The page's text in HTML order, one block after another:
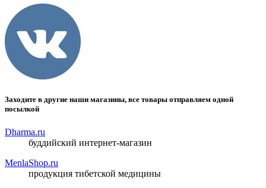
Заходите в другие наши магазины, все товары отправляем одной
посылкой
Dharma.ru
буддийский интернет-магазин
MenlaShop.ru
продукция тибетской медицины